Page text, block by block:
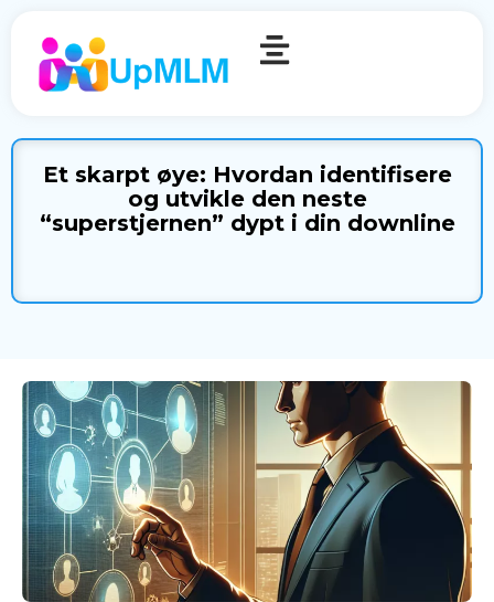
Et skarpt øye: Hvordan identifisere
og utvikle den neste
“superstjernen” dypt i din downline